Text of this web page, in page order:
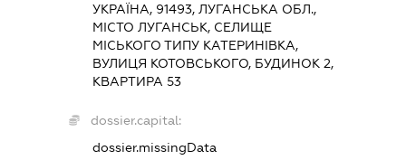
УКРАЇНА, 91493, ЛУГАНСЬКА ОБЛ.,
МІСТО ЛУГАНСЬК, СЕЛИЩЕ
МІСЬКОГО ТИПУ КАТЕРИНІВКА,
ВУЛИЦЯ КОТОВСЬКОГО, БУДИНОК 2,
КВАРТИРА 53
dossier.capital:
dossier.missingData